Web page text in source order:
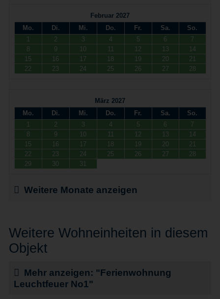
Februar 2027
Mo.
Di. Mi. Do. Fr. Sa.
So.
1
2 3 4 5 6
7
8
9 10 11 12 13
14
15
16 17 18 19 20
21
22
23 24 25 26 27 28
März 2027
Mo.
Di. Mi. Do. Fr. Sa.
So.
1
2 3 4 5 6
7
8
9 10 11 12 13
14
15
16 17 18 19 20
21
22
23 24 25 26 27
28
29
30 31
Weitere Monate anzeigen
Weitere Wohneinheiten in diesem
Objekt
Mehr anzeigen: "Ferienwohnung
Leuchtfeuer No1"